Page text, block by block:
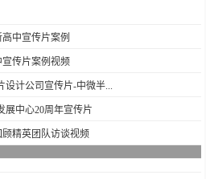
中宣传片案例
传片案例视频
设计公司宣传片-中微半...
展中心20周年宣传片
精英团队访谈视频